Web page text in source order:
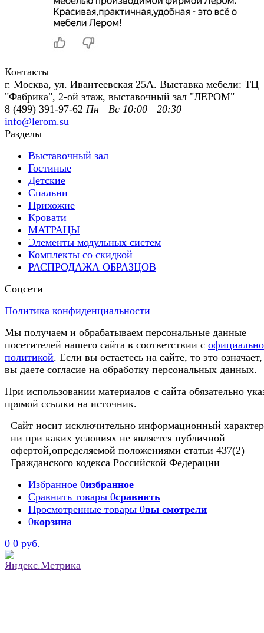
Контакты
г. Москва, ул. Ивантеевская 25А. Выставка мебели: ТЦ
"Фабрика", 2-ой этаж, выставочный зал "ЛЕРОМ"
8 (499) 391-97-62 Пн—Вс 10:00—20:30
info@lerom.su
Разделы
Выставочный зал
Гостиные
Детские
Спальни
Прихожие
Кровати
МАТРАЦЫ
Элементы модульных систем
Комплекты со скидкой
РАСПРОДАЖА ОБРАЗЦОВ
Соцсети
Политика конфиденциальности
Мы получаем и обрабатываем персональные данные
посетителей нашего сайта в соответствии с
политикой. Если вы остаетесь на сайте, то это
вы даете согласие на обработку персональных данных.
При использовании материалов с сайта обязательно
прямой ссылки на источник.
Сайт носит исключительно информационный
ни при каких условиях не является публичной
офертой,определяемой положениями статьи 437(2)
Гражданского кодекса Российской Федерации
Избранное 0избранное
Сравнить товары 0сравнить
Просмотренные товары 0вы смотрели
0корзина
0 0 руб.